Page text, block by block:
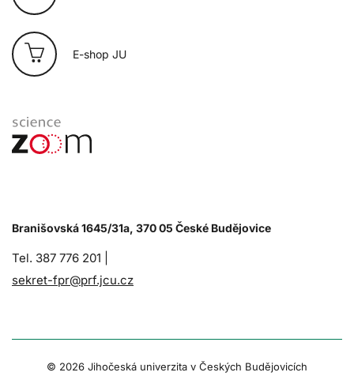
E-shop JU
Branišovská 1645/31a, 370 05 České Budějovice
Tel. 387 776 201 |
sekret-fpr@prf.jcu.cz
© 2026 Jihočeská univerzita v Českých Budějovicích